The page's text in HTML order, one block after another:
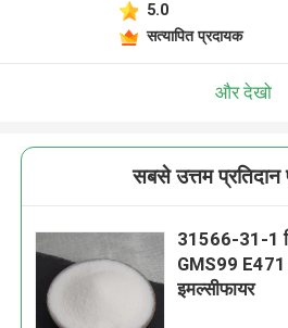
5.0
सत्यापित प्रदायक
और देखो
सबसे उत्तम प्रतिदान
31566-31-1
GMS99 E471
इमल्सीफायर